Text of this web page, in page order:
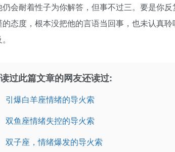
仍会耐着性子为你解答，但事不过三。要是你
的态度，根本没把他的言语当回事，也未认真
过此篇文章的网友还读过:
引爆白羊座情绪的导火索
双鱼座情绪失控的导火索
双子座，情绪爆发的导火索